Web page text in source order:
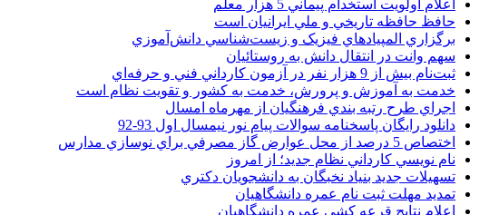
اعلام اولويت استخدام پيماني 5 هزار معلم
حافظ حافظه تاريخي و ملي ايرانيان است
برگزاري المپيادهاي فيزيک و زيست‌شناسي دانش‌آموزي
سهم وانت در انتقال دانش به روستائيان
ثبت‌نام بيش از 9 هزار نفر در آزمون کارداني فني و حرفه‌اي
خدمت به آموزش و پرورش، خدمت به کشور و تقويت نظام است
اجراي طرح رتبه بندي فرهنگيان از مهرماه امسال
دانلود رایگان پاسخنامه سوالات پیام نور نیمسال اول 93-92
اختصاص 5 درصد از محل عوارض گاز مصرفي براي نوسازي مدارس
نام نويسي کارداني نظام جديد؛ از امروز
تسهيلات جديد بنياد نخبگان به دانشجويان دکتري
تمديد مهلت ثبت نام عمره دانشگاهيان
اعلام نتايج قرعه کشي عمره دانشگاهيان